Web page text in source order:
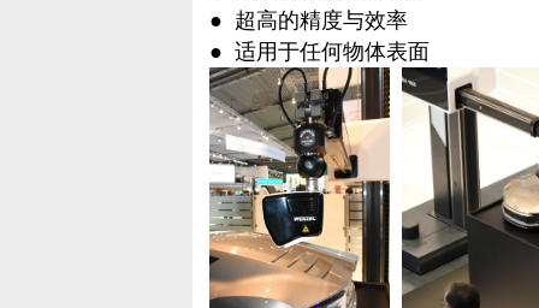
● 超高的精度与效率
● 适用于任何物体表面